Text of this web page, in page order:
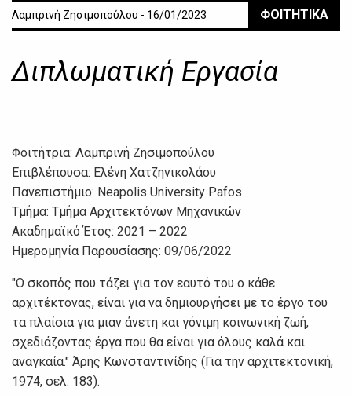
Λαμπρινή Ζησιμοπούλου - 16/01/2023 ΦΟΙΤΗΤΙΚΑ
Διπλωματική Εργασία
Φοιτήτρια: Λαμπρινή Ζησιμοπούλου
Επιβλέπουσα: Ελένη Χατζηνικολάου
Πανεπιστήμιο: Neapolis University Pafos
Τμήμα: Τμήμα Αρχιτεκτόνων Μηχανικών
Ακαδημαϊκό Έτος: 2021 – 2022
Ημερομηνία Παρουσίασης: 09/06/2022
"Ο σκοπός που τάζει για τον εαυτό του ο κάθε
αρχιτέκτονας, είναι για να δημιουργήσει με το έργο του
τα πλαίσια για μιαν άνετη και γόνιμη κοινωνική ζωή,
σχεδιάζοντας έργα που θα είναι για όλους καλά και
αναγκαία." Άρης Κωνσταντινίδης (Για την αρχιτεκτονική,
1974, σελ. 183).